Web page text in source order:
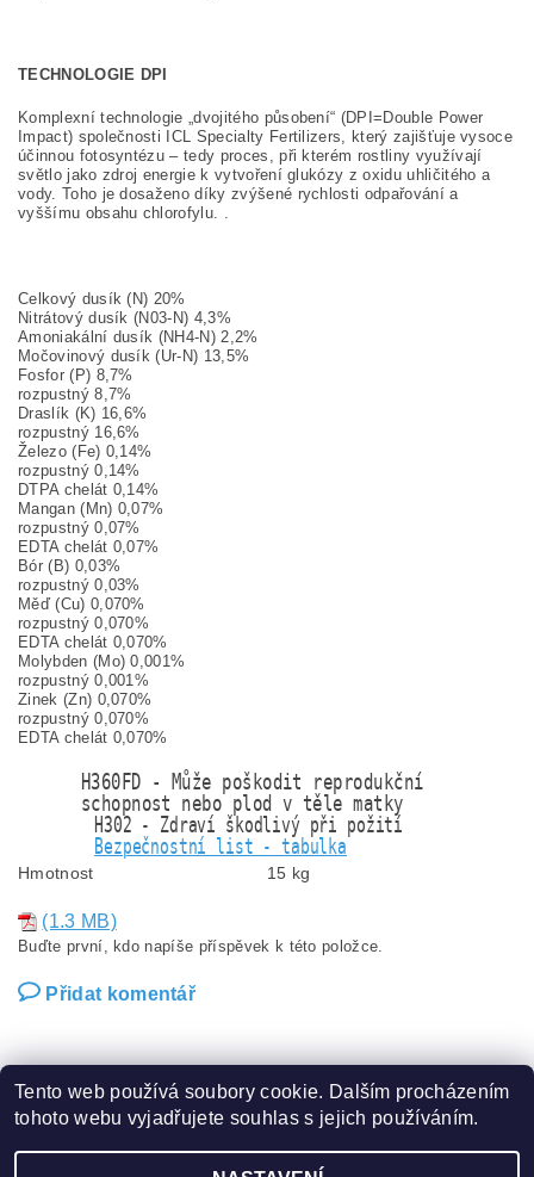
TECHNOLOGIE DPI
Komplexní technologie „dvojitého působení“ (DPI=Double Power
Impact) společnosti ICL Specialty Fertilizers, který zajišťuje vysoce
účinnou fotosyntézu – tedy proces, při kterém rostliny využívají
světlo jako zdroj energie k vytvoření glukózy z oxidu uhličitého a
vody. Toho je dosaženo díky zvýšené rychlosti odpařování a
vyššímu obsahu chlorofylu. .
Celkový dusík (N) 20%
Nitrátový dusík (N03-N) 4,3%
Amoniakální dusík (NH4-N) 2,2%
Močovinový dusík (Ur-N) 13,5%
Fosfor (P) 8,7%
rozpustný 8,7%
Draslík (K) 16,6%
rozpustný 16,6%
Železo (Fe) 0,14%
rozpustný 0,14%
DTPA chelát 0,14%
Mangan (Mn) 0,07%
rozpustný 0,07%
EDTA chelát 0,07%
Bór (B) 0,03%
rozpustný 0,03%
Měď (Cu) 0,070%
rozpustný 0,070%
EDTA chelát 0,070%
Molybden (Mo) 0,001%
rozpustný 0,001%
Zinek (Zn) 0,070%
rozpustný 0,070%
EDTA chelát 0,070%
H360FD - Může poškodit reprodukční
schopnost nebo plod v těle matky
H302 - Zdraví škodlivý při požití
Bezpečnostní list - tabulka
Hmotnost 15 kg
(1.3 MB)
Buďte první, kdo napíše příspěvek k této položce.
Přidat komentář
Zboží.cz | Heureka.cz
Tento web používá soubory cookie. Dalším procházením
tohoto webu vyjadřujete souhlas s jejich používáním.